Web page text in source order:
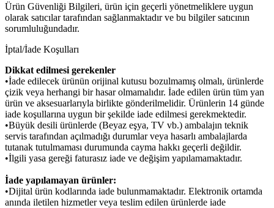
Ürün Güvenliği Bilgileri, ürün için geçerli yönetmeliklere uygun
olarak satıcılar tarafından sağlanmaktadır ve bu bilgiler satıcının
sorumluluğundadır.
İptal/İade Koşulları
Dikkat edilmesi gerekenler
•İade edilecek ürünün orijinal kutusu bozulmamış olmalı, ürünlerde
çizik veya herhangi bir hasar olmamalıdır. İade edilen ürün tüm yan
ürün ve aksesuarlarıyla birlikte gönderilmelidir. Ürünlerin 14 günde
iade koşullarına uygun bir şekilde iade edilmesi gerekmektedir.
•Büyük desili ürünlerde (Beyaz eşya, TV vb.) ambalajın teknik
servis tarafından açılmadığı durumlar veya hasarlı ambalajlarda
tutanak tutulmaması durumunda cayma hakkı geçerli değildir.
•İlgili yasa gereği faturasız iade ve değişim yapılamamaktadır.
İade yapılamayan ürünler:
•Dijital ürün kodlarında iade bulunmamaktadır. Elektronik ortamda
anında iletilen hizmetler veya teslim edilen ürünlerde iade